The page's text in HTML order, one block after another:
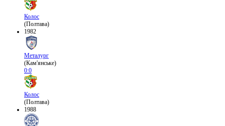
Колос
(Полтава)
1982
Металург
(Кам'янське)
0:0
Колос
(Полтава)
1988